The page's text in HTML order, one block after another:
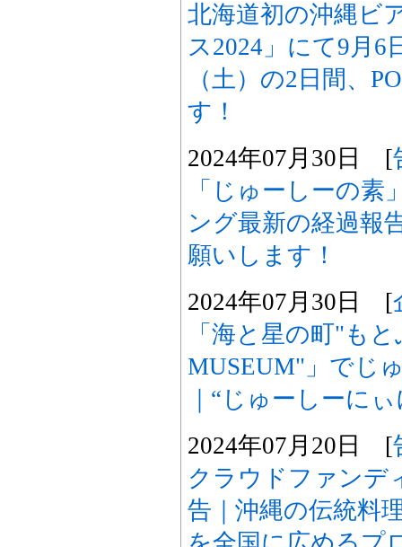
北海道初の沖縄ビ
ス2024」にて9月6
（土）の2日間、
す！
2024年07月30日 [
「じゅーしーの
ング最新の経過報
願いします！
2024年07月30日 [
「海と星の町"も
MUSEUM"」でじ
｜“じゅーしーに
2024年07月20日 [
クラウドファンデ
告｜沖縄の伝統料